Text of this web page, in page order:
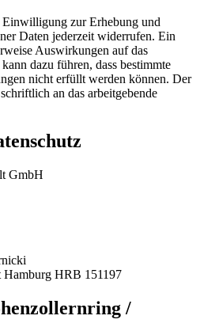
zur Erhebung und
Daten jederzeit widerrufen. Ein
Auswirkungen auf das
dazu führen, dass bestimmte
nicht erfüllt werden können. Der
an das arbeitgebende
GmbH
Hamburg HRB 151197
/